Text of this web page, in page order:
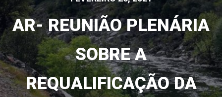
AR- REUNIÃO PLENÁRIA
SOBRE A
REQUALIFICAÇÃO DA